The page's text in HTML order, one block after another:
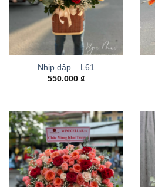
Nhịp đập – L61
550.000 ₫